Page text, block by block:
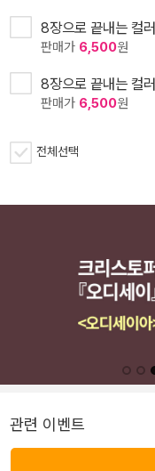
8장으로 끝내는 컬
판매가 6,500원
8장으로 끝내는 컬
판매가 6,500원
전체선택
관련 이벤트